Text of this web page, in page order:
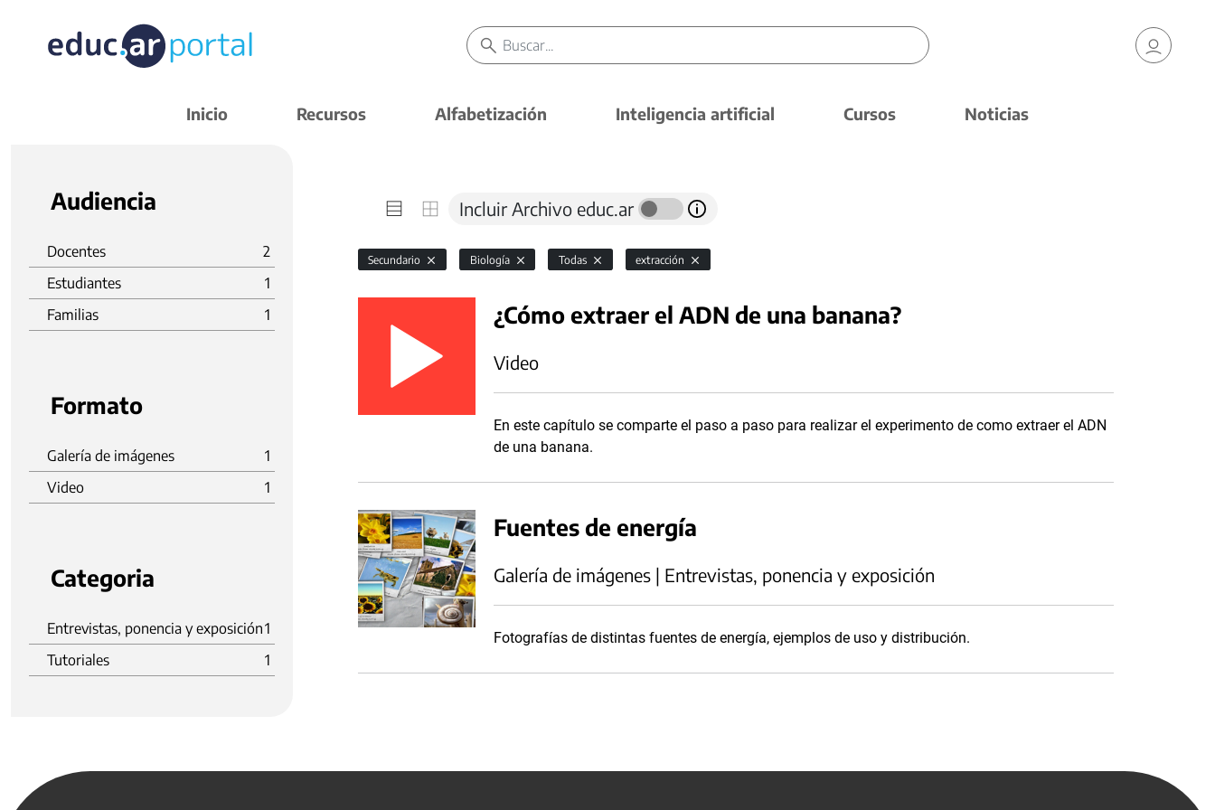
Inicio Recursos Alfabetización Inteligencia artificial Cursos Noticias
Audiencia
Docentes
2
Estudiantes
1
Familias
1
Formato
Galería de imágenes
1
Video
1
Categoria
Entrevistas, ponencia y exposición1
Tutoriales
1
Incluir Archivo educ.ar
Secundario Biología Todas extracción
¿Cómo extraer el ADN de una banana?
Video
En este capítulo se comparte el paso a paso para realizar el experimento de como extraer el ADN
de una banana.
Fuentes de energía
Galería de imágenes | Entrevistas, ponencia y exposición
Fotografías de distintas fuentes de energía, ejemplos de uso y distribución.